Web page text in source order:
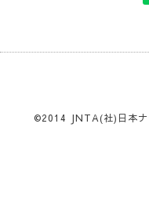
©2014 JNTA(社)日本